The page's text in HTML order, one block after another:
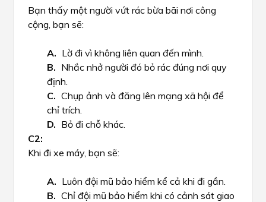
Bạn thấy một người vứt rác bừa bãi nơi công
cộng, bạn sẽ:
Lờ đi vì không liên quan đến mình.
Nhắc nhở người đó bỏ rác đúng nơi quy
định.
Chụp ảnh và đăng lên mạng xã hội để
chỉ trích.
Bỏ đi chỗ khác.
Khi đi xe máy, bạn sẽ:
Luôn đội mũ bảo hiểm kể cả khi đi gần.
Chỉ đội mũ bảo hiểm khi có cảnh sát giao